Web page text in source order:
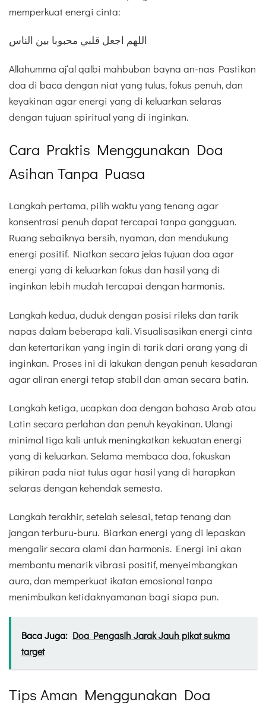
memperkuat energi cinta:
اللهم اجعل قلبي محبوبا بين الناس
Allahumma aj‘al qalbi mahbuban bayna an-nas Pastikan
doa di baca dengan niat yang tulus, fokus penuh, dan
keyakinan agar energi yang di keluarkan selaras
dengan tujuan spiritual yang di inginkan.
Cara Praktis Menggunakan Doa
Asihan Tanpa Puasa
Langkah pertama, pilih waktu yang tenang agar
konsentrasi penuh dapat tercapai tanpa gangguan.
Ruang sebaiknya bersih, nyaman, dan mendukung
energi positif. Niatkan secara jelas tujuan doa agar
energi yang di keluarkan fokus dan hasil yang di
inginkan lebih mudah tercapai dengan harmonis.
Langkah kedua, duduk dengan posisi rileks dan tarik
napas dalam beberapa kali. Visualisasikan energi cinta
dan ketertarikan yang ingin di tarik dari orang yang di
inginkan. Proses ini di lakukan dengan penuh kesadaran
agar aliran energi tetap stabil dan aman secara batin.
Langkah ketiga, ucapkan doa dengan bahasa Arab atau
Latin secara perlahan dan penuh keyakinan. Ulangi
minimal tiga kali untuk meningkatkan kekuatan energi
yang di keluarkan. Selama membaca doa, fokuskan
pikiran pada niat tulus agar hasil yang di harapkan
selaras dengan kehendak semesta.
Langkah terakhir, setelah selesai, tetap tenang dan
jangan terburu-buru. Biarkan energi yang di lepaskan
mengalir secara alami dan harmonis. Energi ini akan
membantu menarik vibrasi positif, menyeimbangkan
aura, dan memperkuat ikatan emosional tanpa
menimbulkan ketidaknyamanan bagi siapa pun.
Baca Juga: Doa Pengasih Jarak Jauh pikat sukma
target
Tips Aman Menggunakan Doa